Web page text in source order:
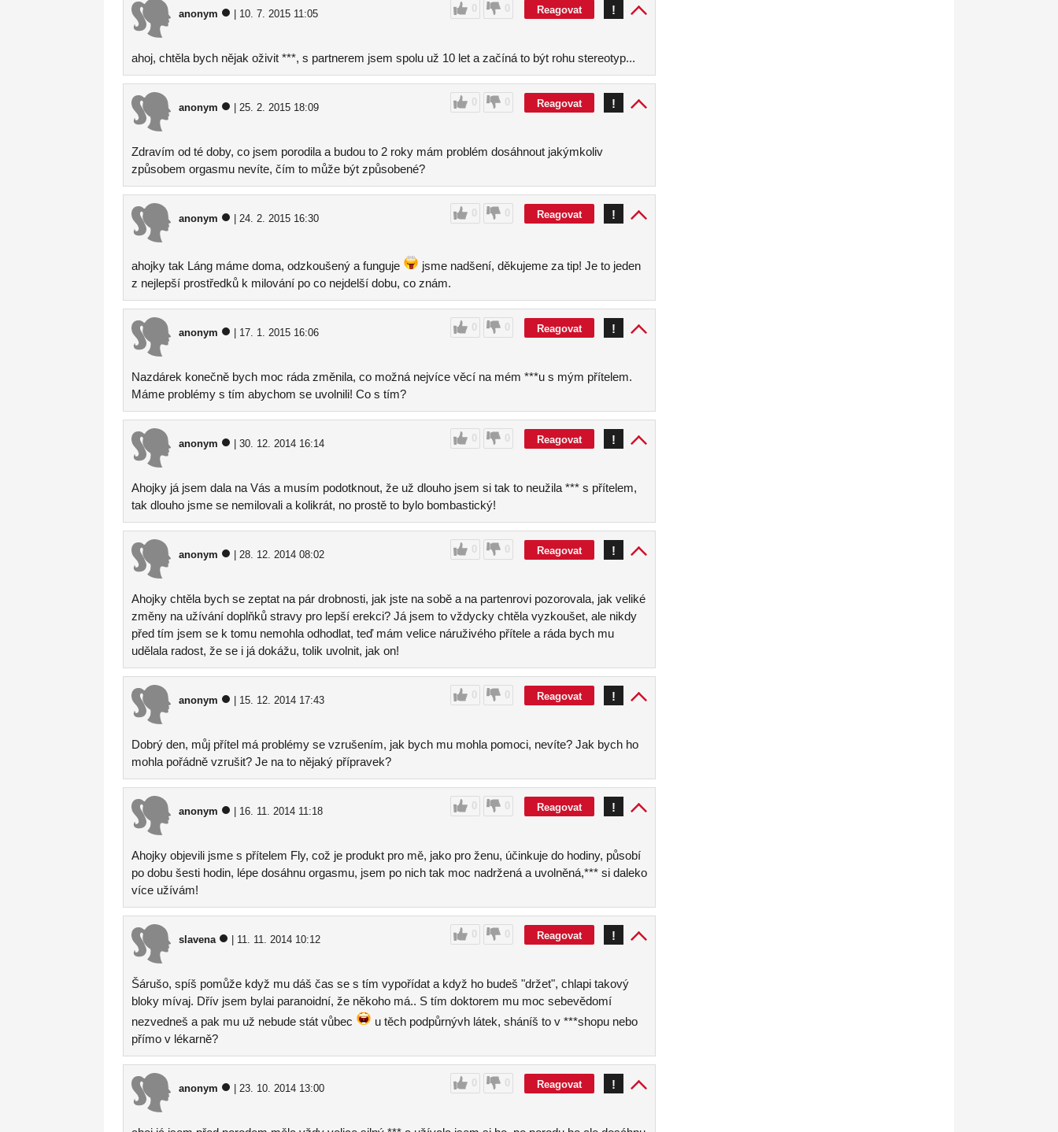
anonym | 10. 7. 2015 11:05 0 0 Reagovat !
ahoj, chtěla bych nějak oživit ***, s partnerem jsem spolu už 10 let a začíná to být rohu stereotyp...
anonym | 25. 2. 2015 18:09 0 0 Reagovat !
Zdravím od té doby, co jsem porodila a budou to 2 roky mám problém dosáhnout jakýmkoliv
způsobem orgasmu nevíte, čím to může být způsobené?
anonym | 24. 2. 2015 16:30 0 0 Reagovat !
ahojky tak Láng máme doma, odzkoušený a funguje
jsme nadšení, děkujeme za tip! Je to jeden
z nejlepší prostředků k milování po co nejdelší dobu, co znám.
anonym | 17. 1. 2015 16:06 0 0 Reagovat !
Nazdárek konečně bych moc ráda změnila, co možná nejvíce věcí na mém ***u s mým přítelem.
Máme problémy s tím abychom se uvolnili! Co s tím?
anonym | 30. 12. 2014 16:14 0 0 Reagovat !
Ahojky já jsem dala na Vás a musím podotknout, že už dlouho jsem si tak to neužila *** s přítelem,
tak dlouho jsme se nemilovali a kolikrát, no prostě to bylo bombastický!
anonym | 28. 12. 2014 08:02 0 0 Reagovat !
Ahojky chtěla bych se zeptat na pár drobnosti, jak jste na sobě a na partenrovi pozorovala, jak veliké
změny na užívání doplňků stravy pro lepší erekci? Já jsem to vždycky chtěla vyzkoušet, ale nikdy
před tím jsem se k tomu nemohla odhodlat, teď mám velice náruživého přítele a ráda bych mu
udělala radost, že se i já dokážu, tolik uvolnit, jak on!
anonym | 15. 12. 2014 17:43 0 0 Reagovat !
Dobrý den, můj přítel má problémy se vzrušením, jak bych mu mohla pomoci, nevíte? Jak bych ho
mohla pořádně vzrušit? Je na to nějaký přípravek?
anonym | 16. 11. 2014 11:18 0 0 Reagovat !
Ahojky objevili jsme s přítelem Fly, což je produkt pro mě, jako pro ženu, účinkuje do hodiny, působí
po dobu šesti hodin, lépe dosáhnu orgasmu, jsem po nich tak moc nadržená a uvolněná,*** si daleko
více užívám!
slavena | 11. 11. 2014 10:12 0 0 Reagovat !
Šárušo, spíš pomůže když mu dáš čas se s tím vypořídat a když ho budeš "držet", chlapi takový
bloky mívaj. Dřív jsem bylai paranoidní, že někoho má.. S tím doktorem mu moc sebevědomí
nezvedneš a pak mu už nebude stát vůbec
u těch podpůrnývh látek, sháníš to v ***shopu nebo
přímo v lékarně?
anonym | 23. 10. 2014 13:00 0 0 Reagovat !